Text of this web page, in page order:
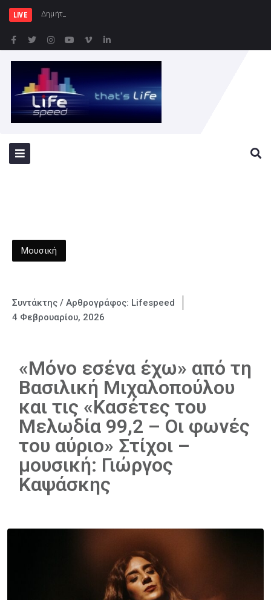
LIVE Δημήτρης Μελίδης: «Ο ΣΥΡΙΖΑ
Μουσική
Συντάκτης / Αρθρογράφος: Lifespeed
4 Φεβρουαρίου, 2026
«Μόνο εσένα έχω» από τη
Βασιλική Μιχαλοπούλου
και τις «Κασέτες του
Μελωδία 99,2 – Οι φωνές
του αύριο» Στίχοι –
μουσική: Γιώργος
Καψάσκης